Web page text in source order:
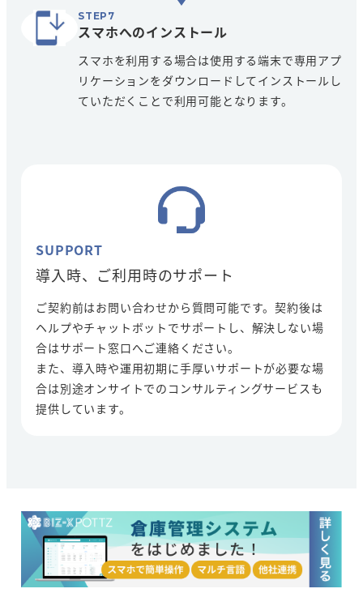
スマホへのインストール
スマホを利用する場合は使用する端末で専用アプ
リケーションをダウンロードしてインストールし
ていただくことで利用可能となります。
SUPPORT
導入時、ご利用時のサポート
ご契約前はお問い合わせから質問可能です。契約後は
ヘルプやチャットボットでサポートし、解決しない場
合はサポート窓口へご連絡ください。
また、導入時や運用初期に手厚いサポートが必要な場
合は別途オンサイトでのコンサルティングサービスも
提供しています。